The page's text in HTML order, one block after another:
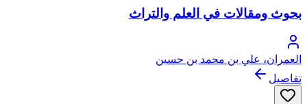
بحوث ومقالات في العلم والتراث
العمران، علي بن محمد بن حسين
تفاصيل